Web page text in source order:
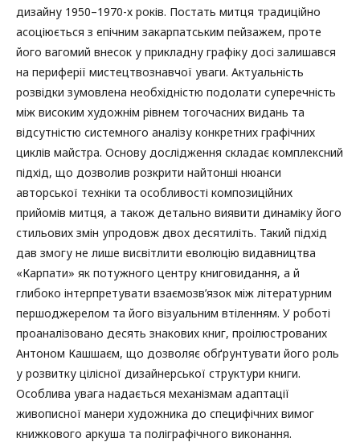
дизайну 1950–1970-х років. Постать митця традиційно
асоціюється з епічним закарпатським пейзажем, проте
його вагомий внесок у прикладну графіку досі залишався
на периферії мистецтвознавчої уваги. Актуальність
розвідки зумовлена необхідністю подолати суперечність
між високим художнім рівнем тогочасних видань та
відсутністю системного аналізу конкретних графічних
циклів майстра. Основу дослідження складає комплексний
підхід, що дозволив розкрити найтонші нюанси
авторської техніки та особливості композиційних
прийомів митця, а також детально виявити динаміку його
стильових змін упродовж двох десятиліть. Такий підхід
дав змогу не лише висвітлити еволюцію видавництва
«Карпати» як потужного центру книговидання, а й
глибоко інтерпретувати взаємозв’язок між літературним
першоджерелом та його візуальним втіленням. У роботі
проаналізовано десять знакових книг, проілюстрованих
Антоном Кашшаєм, що дозволяє обґрунтувати його роль
у розвитку цілісної дизайнерської структури книги.
Особлива увага надається механізмам адаптації
живописної манери художника до специфічних вимог
книжкового аркуша та поліграфічного виконання.